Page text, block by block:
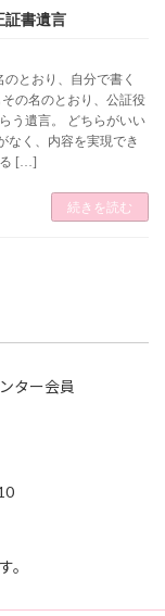
証書遺言
とおり、自分で書く
の名のとおり、公証役
う遺言。 どちらがいい
く、内容を実現でき
る […]
続きを読む
ター会員
。